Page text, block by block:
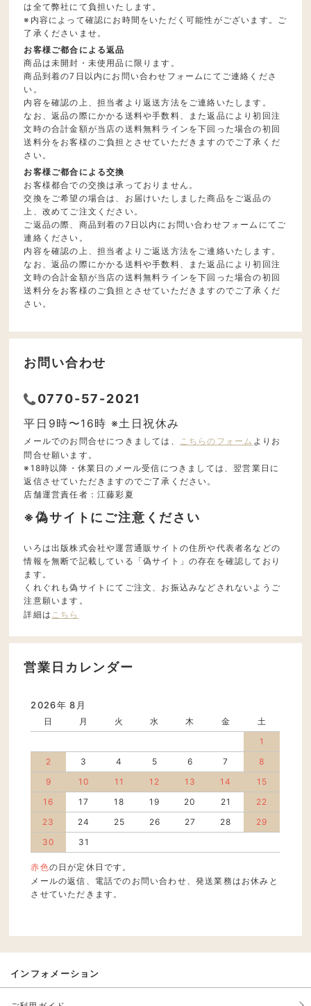
は全て弊社にて負担いたします。
※内容によって確認にお時間をいただく可能性がございます。ご
了承くださいませ。
お客様ご都合による返品
商品は未開封・未使用品に限ります。
商品到着の7日以内にお問い合わせフォームにてご連絡くださ
い。
内容を確認の上、担当者より返送方法をご連絡いたします。
なお、返品の際にかかる送料や手数料、また返品により初回注
文時の合計金額が当店の送料無料ラインを下回った場合の初回
送料分をお客様のご負担とさせていただきますのでご了承くだ
さい。
お客様ご都合による交換
お客様都合での交換は承っておりません。
交換をご希望の場合は、お届けいたしました商品をご返品の
上、改めてご注文ください。
ご返品の際、商品到着の7日以内にお問い合わせフォームにてご
連絡ください。
内容を確認の上、担当者よりご返送方法をご連絡いたします。
なお、返品の際にかかる送料や手数料、また返品により初回注
文時の合計金額が当店の送料無料ラインを下回った場合の初回
送料分をお客様のご負担とさせていただきますのでご了承くだ
さい。
お問い合わせ
0770-57-2021
平日9時〜16時 ※土日祝休み
メールでのお問合せにつきましては、 こちらのフォーム よりお
問合せ願います。
※18時以降・休業日のメール受信につきましては、翌営業日に
返信させていただきますのでご了承ください。
店舗運営責任者：江藤彩夏
※偽サイトにご注意ください
いろは出版株式会社や運営通販サイトの住所や代表者名などの
情報を無断で記載している「偽サイト」の存在を確認しており
ます。
くれぐれも偽サイトにてご注文、お振込みなどされないようご
注意願います。
詳細は こちら
営業日カレンダー
2026年 8月
日 月 火 水 木 金
土
1
2
3 4 5 6 7
8
9
10 11 12 13 14
15
16
17 18 19 20 21
22
23
24 25 26 27 28
29
30
31
赤色の日が定休日です。
メールの返信、電話でのお問い合わせ、発送業務はお休みと
させていただきます。
インフォメーション